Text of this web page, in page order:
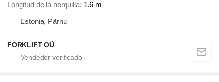
Longitud de la horquilla 1.6 m
Estonia, Pärnu
FORKLIFT OÜ